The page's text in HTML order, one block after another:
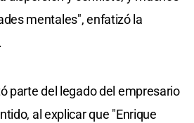
mentales", enfatizó la
parte del legado del empresario
al explicar que "Enrique